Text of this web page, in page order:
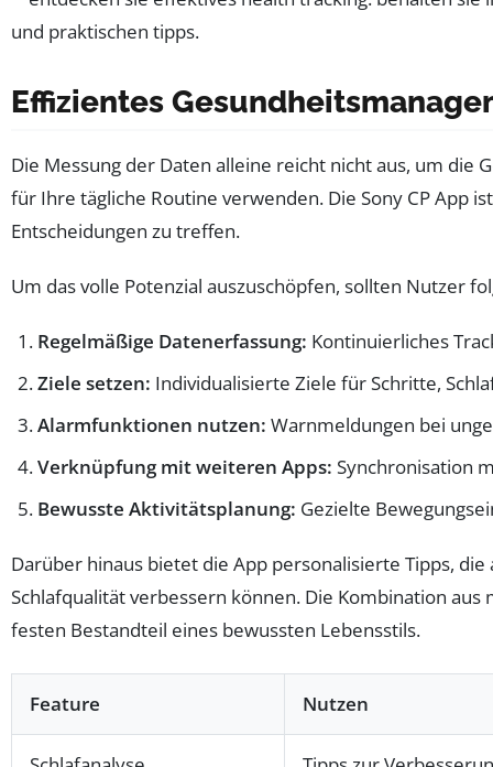
Effizientes
Die Messung der Daten alleine reicht nicht aus, um die
für Ihre tägliche Routine verwenden. Die Sony CP App
Entscheidungen zu treffen.
Um das volle Potenzial auszuschöpfen, sollten Nutzer
Regelmäßige Datenerfassung: Kontinuierliches
Ziele setzen: Individualisierte Ziele für Schritte,
Alarmfunktionen nutzen: Warnmeldungen bei
Verknüpfung mit weiteren Apps: Synchronisation
Bewusste Aktivitätsplanung: Gezielte
Darüber hinaus bietet die App personalisierte Tipps,
Schlafqualität verbessern können. Die Kombination
festen Bestandteil eines bewussten Lebensstils.
Feature Nutzen